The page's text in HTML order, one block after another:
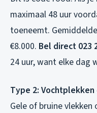
maximaal 48 uur
toeneemt.
€8.000. Bel direct 023
24 uur, want elke dag
Type 2:
Gele of bruine